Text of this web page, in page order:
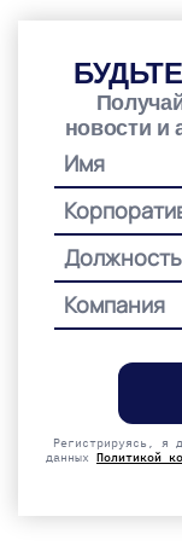
новости и
empty.
Регистрируясь, я
данных Политикой